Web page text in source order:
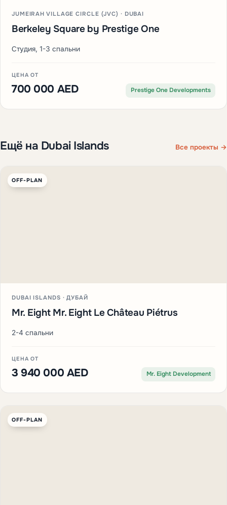
JUMEIRAH VILLAGE CIRCLE (JVC) · DUBAI
Berkeley Square by Prestige One
Студия, 1-3 спальни
ЦЕНА ОТ
700 000 AED Prestige One Developments
Ещё на Dubai Islands Все проекты →
OFF-PLAN
DUBAI ISLANDS · ДУБАЙ
Mr. Eight Mr. Eight Le Château Piétrus
2-4 спальни
ЦЕНА ОТ
3 940 000 AED Mr. Eight Development
OFF-PLAN